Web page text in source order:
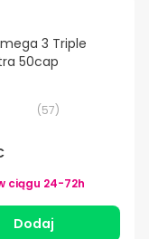
3 Triple
50cap
(57)
ciągu 24-72h
Dodaj